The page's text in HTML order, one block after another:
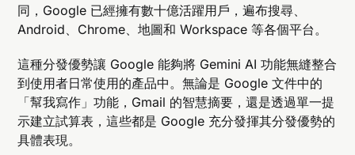
同，Google 已經擁有數十億活躍用戶，遍布搜尋、
Android、Chrome、地圖和 Workspace 等各個平台。
這種分發優勢讓 Google 能夠將 Gemini AI 功能無縫整合
到使用者日常使用的產品中。無論是 Google 文件中的
「幫我寫作」功能，Gmail 的智慧摘要，還是透過單一提
示建立試算表，這些都是 Google 充分發揮其分發優勢的
具體表現。